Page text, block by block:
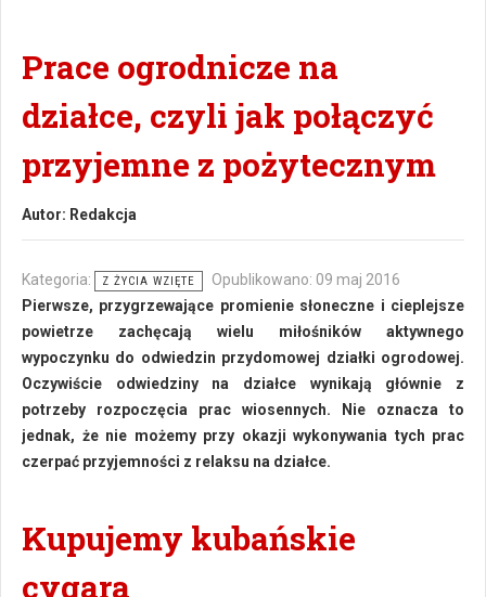
Prace ogrodnicze na
działce, czyli jak połączyć
przyjemne z pożytecznym
Autor: Redakcja
Kategoria: Z ŻYCIA WZIĘTE
Opublikowano: 09 maj 2016
Pierwsze, przygrzewające promienie słoneczne i cieplejsze
powietrze zachęcają wielu miłośników aktywnego
wypoczynku do odwiedzin przydomowej działki ogrodowej.
Oczywiście odwiedziny na działce wynikają głównie z
potrzeby rozpoczęcia prac wiosennych. Nie oznacza to
jednak, że nie możemy przy okazji wykonywania tych prac
czerpać przyjemności z relaksu na działce.
Kupujemy kubańskie
cygara